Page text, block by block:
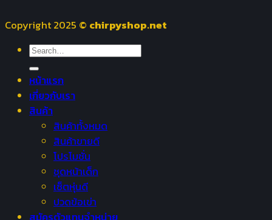
Copyright 2025 © chirpyshop.net
Search
for:
หน้าแรก
เกี่ยวกับเรา
สินค้า
สินค้าทั้งหมด
สินค้าขายดี
โปรโมชั่น
ชุดหน้าเด็ก
เซ็ตหุ่นดี
ปวดข้อเข่า